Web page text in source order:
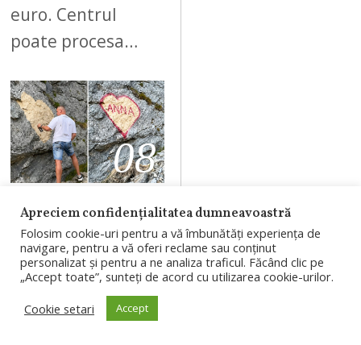
euro. Centrul
poate procesa…
08
AUGUST 7, 2026
Bărbatul care a
scris „ANNA”
pe o stâncă de
pe
Apreciem confidențialitatea dumneavoastră
Folosim cookie-uri pentru a vă îmbunătăți experiența de
navigare, pentru a vă oferi reclame sau conținut
personalizat și pentru a ne analiza traficul. Făcând clic pe
„Accept toate”, sunteți de acord cu utilizarea cookie-urilor.
Cookie setari
Accept